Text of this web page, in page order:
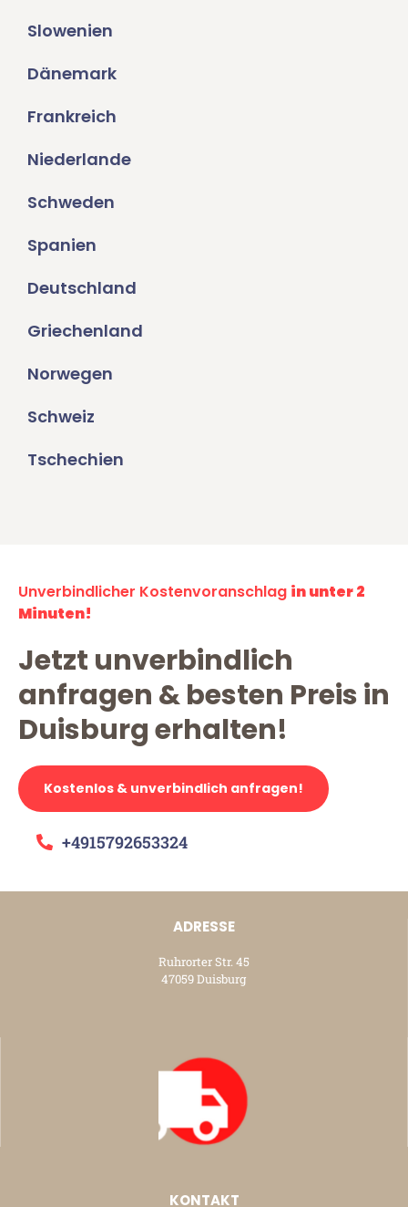
Slowenien
Dänemark
Frankreich
Niederlande
Schweden
Spanien
Deutschland
Griechenland
Norwegen
Schweiz
Tschechien
Unverbindlicher Kostenvoranschlag in unter 2
Minuten!
Jetzt unverbindlich
anfragen & besten Preis in
Duisburg erhalten!
Kostenlos & unverbindlich anfragen!
+4915792653324
ADRESSE
Ruhrorter Str. 45
47059 Duisburg
KONTAKT